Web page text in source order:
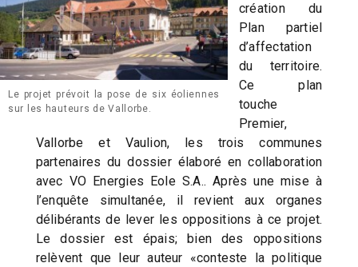
Le projet prévoit la pose de six éoliennes
sur les hauteurs de Vallorbe.
création du
Plan partiel
d’affectation
du territoire.
Ce plan
touche
Premier,
Vallorbe et Vaulion, les trois communes
partenaires du dossier élaboré en collaboration
avec VO Energies Eole S.A.. Après une mise à
l’enquête simultanée, il revient aux organes
délibérants de lever les oppositions à ce projet.
Le dossier est épais; bien des oppositions
relèvent que leur auteur «conteste la politique